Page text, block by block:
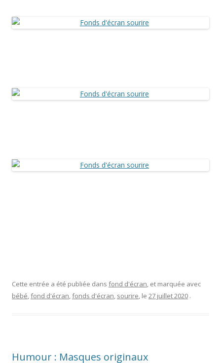
Cette entrée a été publiée dans fond d'écran, et marquée avec
bébé,fond d'écran,fonds d'écran, sourire, le 27 juillet 2020 .
Humour : Masques originaux